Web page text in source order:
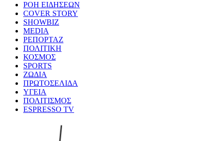
ΡΟΗ ΕΙΔΗΣΕΩΝ
COVER STORY
SHOWBIZ
MEDIA
ΡΕΠΟΡΤΑΖ
ΠΟΛΙΤΙΚΗ
ΚΟΣΜΟΣ
SPORTS
ΖΩΔΙΑ
ΠΡΩΤΟΣΕΛΙΔΑ
ΥΓΕΙΑ
ΠΟΛΙΤΙΣΜΟΣ
ESPRESSO TV